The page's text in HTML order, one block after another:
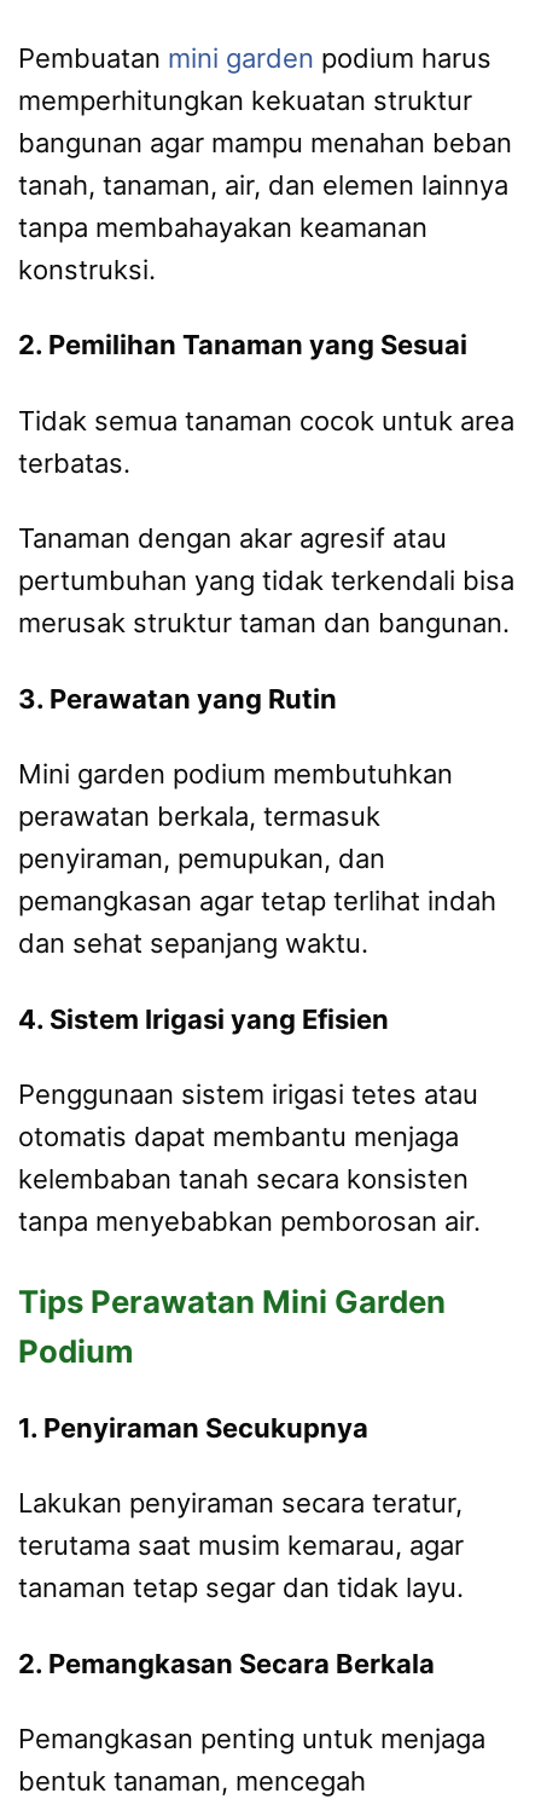
Pembuatan mini garden podium harus
memperhitungkan kekuatan struktur
bangunan agar mampu menahan beban
tanah, tanaman, air, dan elemen lainnya
tanpa membahayakan keamanan
konstruksi.
2. Pemilihan Tanaman yang Sesuai
Tidak semua tanaman cocok untuk area
terbatas.
Tanaman dengan akar agresif atau
pertumbuhan yang tidak terkendali bisa
merusak struktur taman dan bangunan.
3. Perawatan yang Rutin
Mini garden podium membutuhkan
perawatan berkala, termasuk
penyiraman, pemupukan, dan
pemangkasan agar tetap terlihat indah
dan sehat sepanjang waktu.
4. Sistem Irigasi yang Efisien
Penggunaan sistem irigasi tetes atau
otomatis dapat membantu menjaga
kelembaban tanah secara konsisten
tanpa menyebabkan pemborosan air.
Tips Perawatan Mini Garden
Podium
1. Penyiraman Secukupnya
Lakukan penyiraman secara teratur,
terutama saat musim kemarau, agar
tanaman tetap segar dan tidak layu.
2. Pemangkasan Secara Berkala
Pemangkasan penting untuk menjaga
bentuk tanaman, mencegah